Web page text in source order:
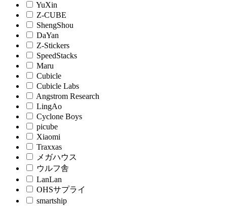
YuXin
Z-CUBE
ShengShou
DaYan
Z-Stickers
SpeedStacks
Maru
Cubicle
Cubicle Labs
Angstrom Research
LingAo
Cyclone Boys
picube
Xiaomi
Traxxas
メガハウス
ウルフ舎
LanLan
OHSサプライ
smartship